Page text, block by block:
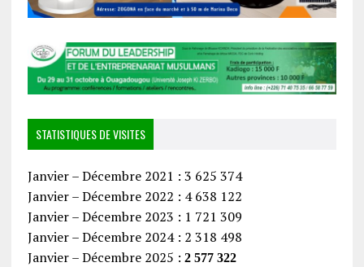
STATISTIQUES DE VISITES
Janvier – Décembre 2021 : 3 625 374
Janvier – Décembre 2022 : 4 638 122
Janvier – Décembre 2023 : 1 721 309
Janvier – Décembre 2024 : 2 318 498
Janvier – Décembre 2025 : 2 577 322